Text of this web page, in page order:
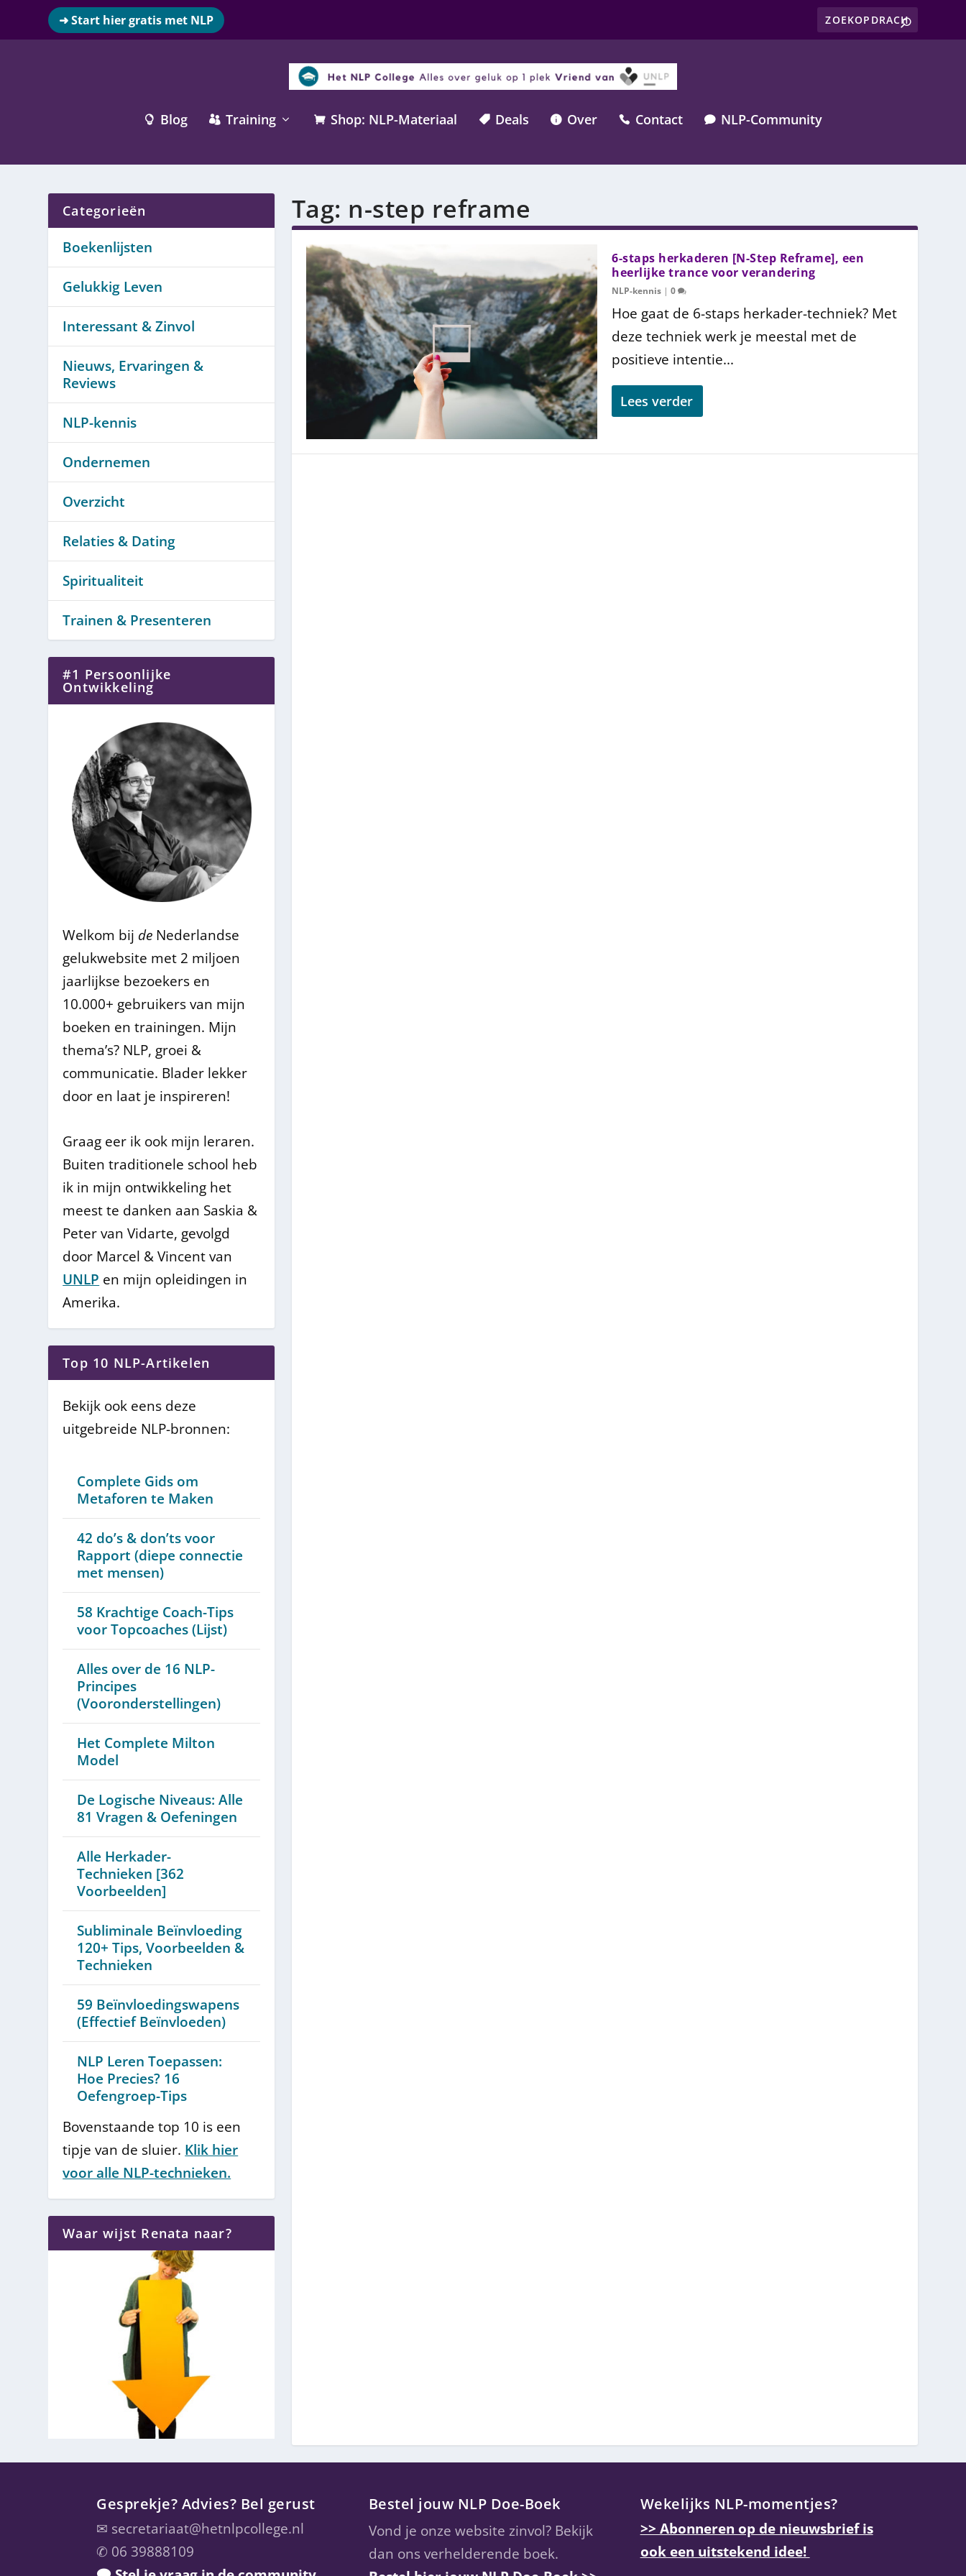
➜ Start hier gratis met NLP
 Blog  Training  Shop: NLP-Materiaal  Deals  Over  Contact  NLP-Community
Tag: n-step reframe
6-staps herkaderen [N-Step Reframe], een
heerlijke trance voor verandering
NLP-kennis |0
Hoe gaat de 6-staps herkader-techniek? Met
deze techniek werk je meestal met de
positieve intentie...
Lees verder
Categorieën
Boekenlijsten
Gelukkig Leven
Interessant & Zinvol
Nieuws, Ervaringen &
Reviews
NLP-kennis
Ondernemen
Overzicht
Relaties & Dating
Spiritualiteit
Trainen & Presenteren
#1 Persoonlijke
Ontwikkeling
Welkom bij de Nederlandse
gelukwebsite met 2 miljoen
jaarlijkse bezoekers en
10.000+ gebruikers van mijn
boeken en trainingen. Mijn
thema’s? NLP, groei &
communicatie. Blader lekker
door en laat je inspireren!
Graag eer ik ook mijn leraren.
Buiten traditionele school heb
ik in mijn ontwikkeling het
meest te danken aan Saskia &
Peter van Vidarte, gevolgd
door Marcel & Vincent van
UNLP en mijn opleidingen in
Amerika.
Top 10 NLP-Artikelen
Bekijk ook eens deze
uitgebreide NLP-bronnen:
Complete Gids om
Metaforen te Maken
42 do’s & don’ts voor
Rapport (diepe connectie
met mensen)
58 Krachtige Coach-Tips
voor Topcoaches (Lijst)
Alles over de 16 NLP-
Principes
(Vooronderstellingen)
Het Complete Milton
Model
De Logische Niveaus: Alle
81 Vragen & Oefeningen
Alle Herkader-
Technieken [362
Voorbeelden]
Subliminale Beïnvloeding
120+ Tips, Voorbeelden &
Technieken
59 Beïnvloedingswapens
(Effectief Beïnvloeden)
NLP Leren Toepassen:
Hoe Precies? 16
Oefengroep-Tips
Bovenstaande top 10 is een
tipje van de sluier. Klik hier
voor alle NLP-technieken.
Waar wijst Renata naar?
Gesprekje? Advies? Bel gerust
✉ secretariaat@hetnlpcollege.nl
✆ 06 39888109
Bestel jouw NLP Doe-Boek
Vond je onze website zinvol? Bekijk
dan ons verhelderende boek.
Wekelijks NLP-momentjes?
>> Abonneren op de nieuwsbrief is
ook een uitstekend idee!